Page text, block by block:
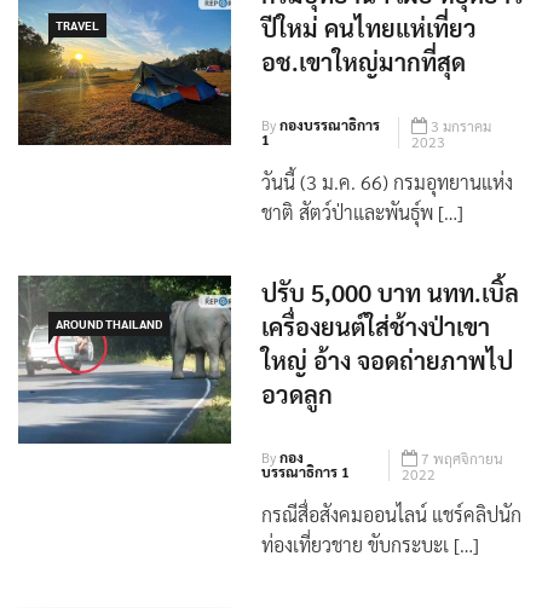
TRAVEL
ปีใหม่ คนไทยแห่เที่ยว
อช.เขาใหญ่มากที่สุด
Byกองบรรณาธิการ
1
3 มกราคม
2023
วันนี้ (3 ม.ค. 66) กรมอุทยานแห่ง
ชาติ สัตว์ป่าและพันธุ์พ […]
AROUND THAILAND
ปรับ 5,000 บาท นทท.เบิ้ล
เครื่องยนต์ใส่ช้างป่าเขา
ใหญ่ อ้าง จอดถ่ายภาพไป
อวดลูก
Byกอง
บรรณาธิการ 1
7 พฤศจิกายน
2022
กรณีสื่อสังคมออนไลน์ แชร์คลิปนัก
ท่องเที่ยวชาย ขับกระบะเ […]